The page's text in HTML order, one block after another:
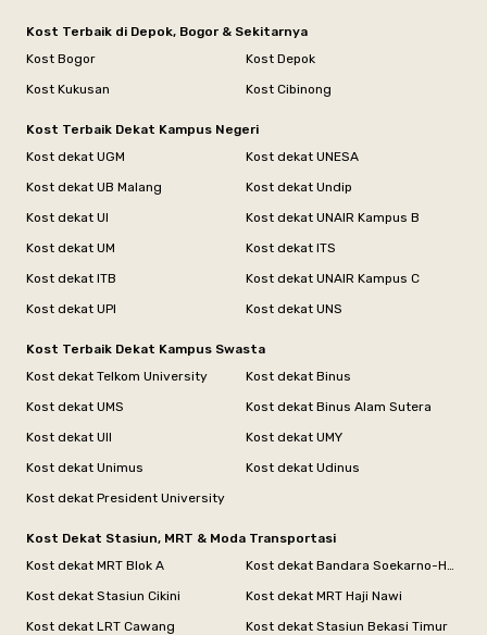
Kost Terbaik di Depok, Bogor & Sekitarnya
Kost Bogor
Kost Depok
Kost Kukusan
Kost Cibinong
Kost Terbaik Dekat Kampus Negeri
Kost dekat UGM
Kost dekat UNESA
Kost dekat UB Malang
Kost dekat Undip
Kost dekat UI
Kost dekat UNAIR Kampus B
Kost dekat UM
Kost dekat ITS
Kost dekat ITB
Kost dekat UNAIR Kampus C
Kost dekat UPI
Kost dekat UNS
Kost Terbaik Dekat Kampus Swasta
Kost dekat Telkom University
Kost dekat Binus
Kost dekat UMS
Kost dekat Binus Alam Sutera
Kost dekat UII
Kost dekat UMY
Kost dekat Unimus
Kost dekat Udinus
Kost dekat President University
Kost Dekat Stasiun, MRT & Moda Transportasi
Kost dekat MRT Blok A
Kost dekat Bandara Soekarno-Hatta
Kost dekat Stasiun Cikini
Kost dekat MRT Haji Nawi
Kost dekat LRT Cawang
Kost dekat Stasiun Bekasi Timur